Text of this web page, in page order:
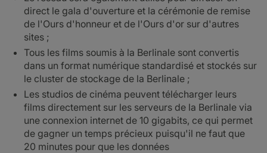
direct le gala d'ouverture et la cérémonie de remise
de l'Ours d'honneur et de l'Ours d'or sur d'autres
sites ;
Tous les films soumis à la Berlinale sont convertis
dans un format numérique standardisé et stockés sur
le cluster de stockage de la Berlinale ;
Les studios de cinéma peuvent télécharger leurs
films directement sur les serveurs de la Berlinale via
une connexion internet de 10 gigabits, ce qui permet
de gagner un temps précieux puisqu'il ne faut que
20 minutes pour que les données